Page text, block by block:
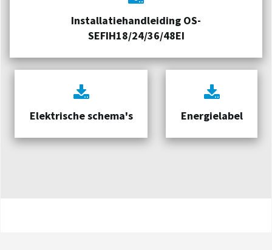
Installatiehandleiding OS-
SEFIH18/24/36/48EI
Elektrische schema's Energielabel